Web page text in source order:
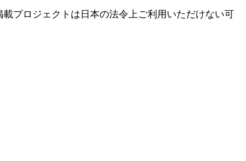
プロジェクトは日本の法令上ご利用いただけない可